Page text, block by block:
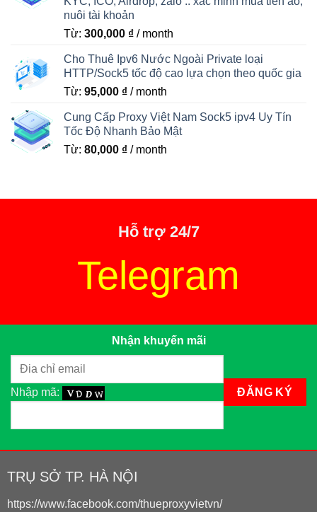
nuôi tài khoản
Từ: 300,000 ₫ / month
Cho Thuê Ipv6 Nước Ngoài Private loại
HTTP/Sock5 tốc độ cao lựa chọn theo quốc gia
Từ: 95,000 ₫ / month
Cung Cấp Proxy Việt Nam Sock5 ipv4 Uy Tín
Tốc Độ Nhanh Bảo Mật
Từ: 80,000 ₫ / month
Hỗ trợ 24/7
Telegram
Nhận khuyến mãi
Nhập mã:
TRỤ SỞ TP. HÀ NỘI
https://www.facebook.com/thueproxyvietvn/